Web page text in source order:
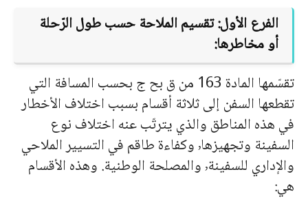
الفرع الأول: تقسيم الملاحة حسب طول الرّحلة
أو مخاطرها:
تقسّمها المادة 163 من ق بح ج بحسب المسافة التي
تقطعها السفن إلى ثلاثة أقسام بسبب اختلاف الأخطار
في هذه المناطق والذي يترتّب عنه اختلاف نوع
السفينة وتجهيزها٬ وكفاءة طاقم في التسيير الملاحي
والإداري للسفينة٬ والمصلحة الوطنية. وهذه الأقسام
هي: